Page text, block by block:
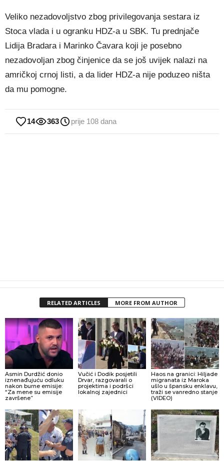
Veliko nezadovoljstvo zbog privilegovanja sestara iz
Stoca vlada i u ogranku HDZ-a u SBK. Tu prednjače
Lidija Bradara i Marinko Čavara koji je posebno
nezadovoljan zbog činjenice da se još uvijek nalazi na
amričkoj crnoj listi, a da lider HDZ-a nije poduzeo ništa
da mu pomogne.
14 363 prije 108 dana
RELATED ARTICLES MORE FROM AUTHOR
Asmin Durdžić donio
iznenađujuću odluku
nakon burne emisije:
“Za mene su emisije
završene”
Vučić i Dodik posjetili
Drvar, razgovarali o
projektima i podršci
lokalnoj zajednici
Haos na granici: Hiljade
migranata iz Maroka
ušlo u špansku enklavu,
traži se vanredno stanje
(VIDEO)